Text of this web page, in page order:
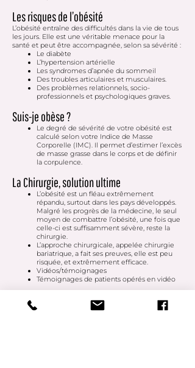
Les risques de l’obésité
L’obésité entraîne des difficultés dans la vie de tous
les jours. Elle est une véritable menace pour la
santé et peut être accompagnée, selon sa sévérité :
Le diabète
L’hypertension artérielle
Les syndromes d’apnée du sommeil
Des troubles articulaires et musculaires.
Des problèmes relationnels, socio-
professionnels et psychologiques graves.
Suis-je obèse ?
Le degré de sévérité de votre obésité est
calculé selon votre Indice de Masse
Corporelle (IMC). Il permet d’estimer l’excès
de masse grasse dans le corps et de définir
la corpulence.
La Chirurgie, solution ultime
L’obésité est un fléau extrêmement
répandu, surtout dans les pays développés.
Malgré les progrès de la médecine, le seul
moyen de combattre l’obésité, une fois que
celle-ci est suffisamment sévère, reste la
chirurgie.
L’approche chirurgicale, appelée chirurgie
bariatrique, a fait ses preuves, elle est peu
risquée, et extrêmement efficace.
Vidéos/témoignages
Témoignages de patients opérés en vidéo
Calculez votre IMC